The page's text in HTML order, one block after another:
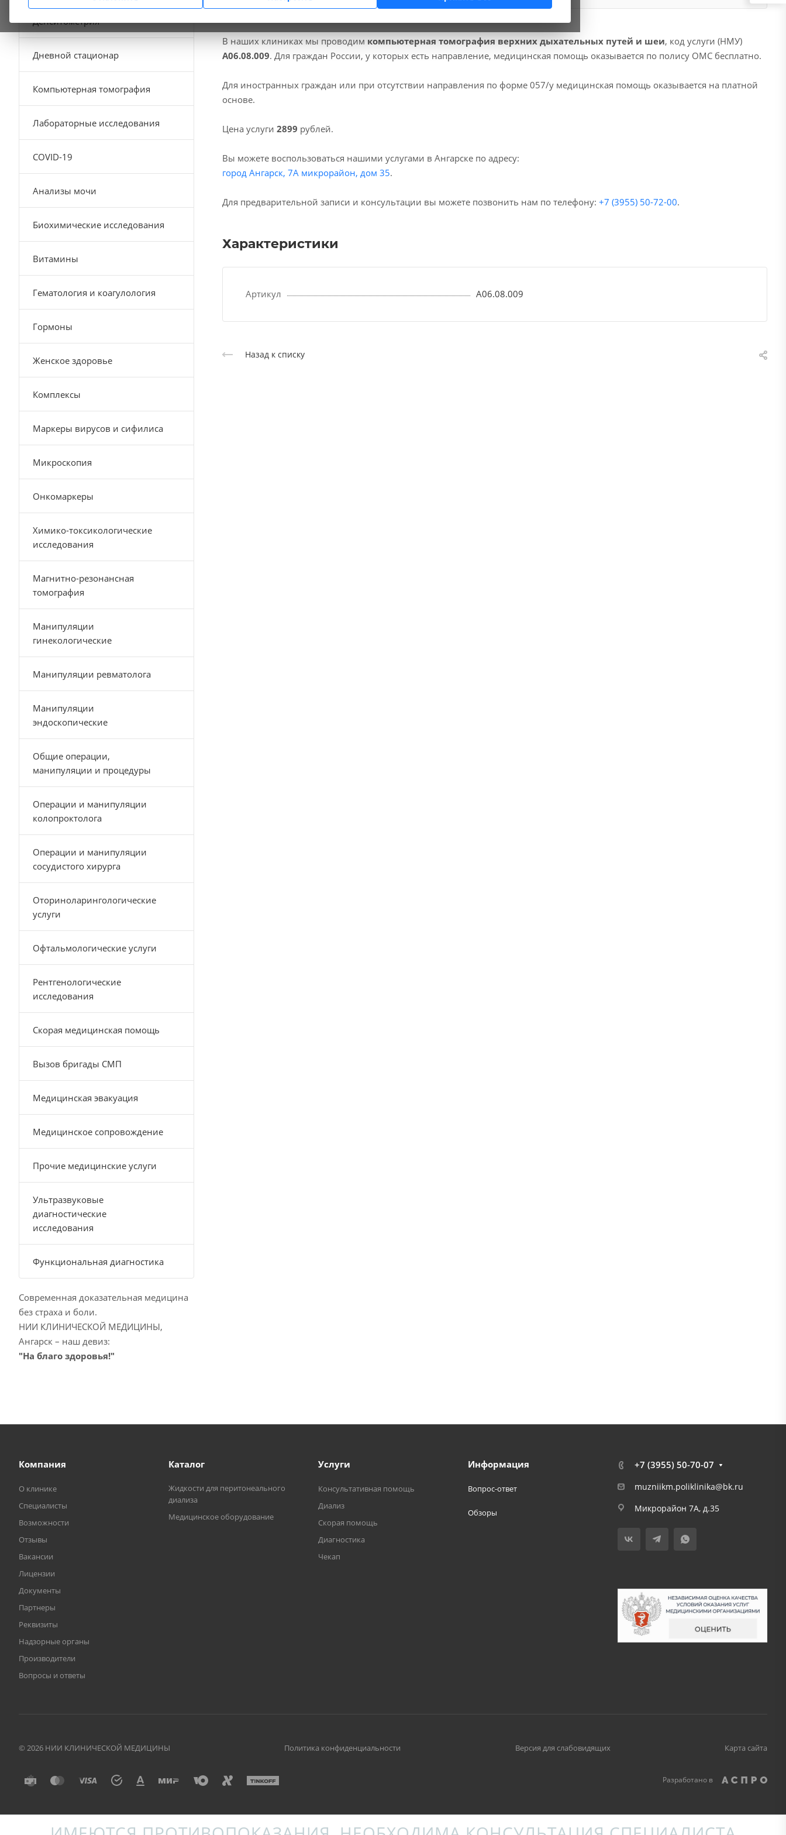
В наших клиниках мы проводим компьютерная томография верхних дыхательных путей и шеи, код услуги (НМУ)
А06.08.009. Для граждан России, у которых есть направление, медицинская помощь оказывается по полису ОМС бесплатно.
Для иностранных граждан или при отсутствии направления по форме 057/у медицинская помощь оказывается на платной
основе.
Цена услуги 2899 рублей.
Вы можете воспользоваться нашими услугами в Ангарске по адресу:
город Ангарск, 7А микрорайон, дом 35.
Для предварительной записи и консультации вы можете позвонить нам по телефону: +7 (3955) 50-72-00.
Характеристики
Артикул А06.08.009
Назад к списку
Денситометрия
Дневной стационар
Компьютерная томография
Лабораторные исследования
COVID-19
Анализы мочи
Биохимические исследования
Витамины
Гематология и коагулология
Гормоны
Женское здоровье
Комплексы
Маркеры вирусов и сифилиса
Микроскопия
Онкомаркеры
Химико-токсикологические
исследования
Магнитно-резонансная
томография
Манипуляции
гинекологические
Манипуляции ревматолога
Манипуляции
эндоскопические
Общие операции,
манипуляции и процедуры
Операции и манипуляции
колопроктолога
Операции и манипуляции
сосудистого хирурга
Оториноларингологические
услуги
Офтальмологические услуги
Рентгенологические
исследования
Скорая медицинская помощь
Вызов бригады СМП
Медицинская эвакуация
Медицинское сопровождение
Прочие медицинские услуги
Ультразвуковые
диагностические
исследования
Функциональная диагностика
Современная доказательная медицина
без страха и боли.
НИИ КЛИНИЧЕСКОЙ МЕДИЦИНЫ,
Ангарск – наш девиз:
"На благо здоровья!"
Компания
О клинике
Специалисты
Возможности
Отзывы
Вакансии
Лицензии
Документы
Партнеры
Реквизиты
Надзорные органы
Производители
Вопросы и ответы
Каталог
Жидкости для перитонеального
диализа
Медицинское оборудование
Услуги
Консультативная помощь
Диализ
Скорая помощь
Диагностика
Чекап
Информация
Вопрос-ответ
Обзоры
+7 (3955) 50-70-07
muzniikm.poliklinika@bk.ru
Микрорайон 7А, д.35
© 2026 НИИ КЛИНИЧЕСКОЙ МЕДИЦИНЫ Политика конфиденциальности Версия для слабовидящих Карта сайта
Разработано в